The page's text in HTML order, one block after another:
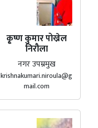
कृ्ष्ण कुमार पोख्रेल
निरौला
नगर उपम्रमुख
krishnakumari.niroula@g
mail.com